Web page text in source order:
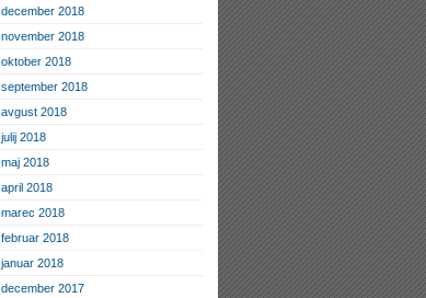
december 2018
november 2018
oktober 2018
september 2018
avgust 2018
julij 2018
maj 2018
april 2018
marec 2018
februar 2018
januar 2018
december 2017